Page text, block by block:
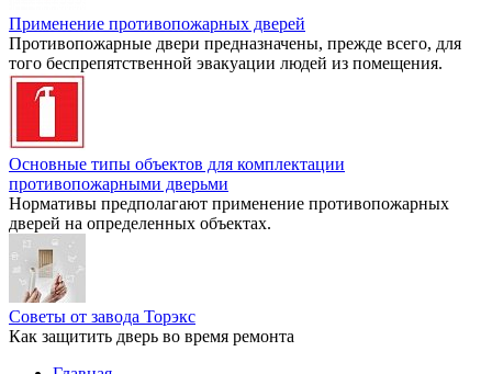
Применение противопожарных дверей
Противопожарные двери предназначены, прежде всего, для
того беспрепятственной эвакуации людей из помещения.
Основные типы объектов для комплектации
противопожарными дверьми
Нормативы предполагают применение противопожарных
дверей на определенных объектах.
Советы от завода Торэкс
Как защитить дверь во время ремонта